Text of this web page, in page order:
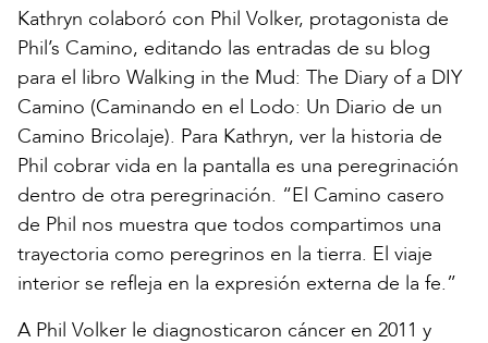
Kathryn colaboró con Phil Volker, protagonista de
Phil’s Camino, editando las entradas de su blog
para el libro Walking in the Mud: The Diary of a DIY
Camino (Caminando en el Lodo: Un Diario de un
Camino Bricolaje). Para Kathryn, ver la historia de
Phil cobrar vida en la pantalla es una peregrinación
dentro de otra peregrinación. “El Camino casero
de Phil nos muestra que todos compartimos una
trayectoria como peregrinos en la tierra. El viaje
interior se refleja en la expresión externa de la fe.”
A Phil Volker le diagnosticaron cáncer en 2011 y